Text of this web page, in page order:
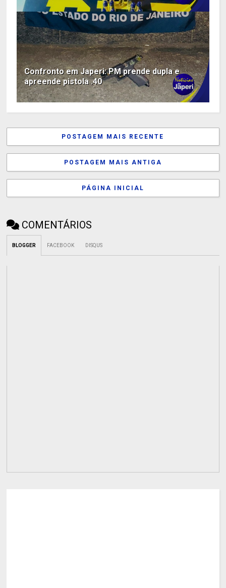
Confronto em Japeri: PM prende dupla e
apreende pistola .40
POSTAGEM MAIS RECENTE
POSTAGEM MAIS ANTIGA
PÁGINA INICIAL
COMENTÁRIOS
BLOGGER FACEBOOK DISQUS